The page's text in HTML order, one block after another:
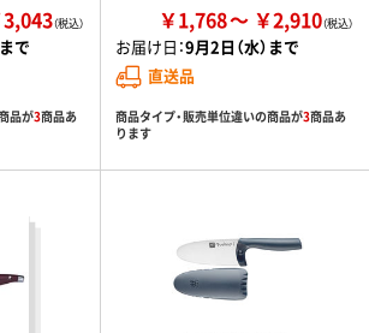
3,043
で
品が3商品あ
￥1,768 ￥2,910
お届け日：9月2日（水）まで
直送品
商品タイプ・販売単位違いの商品が3商品あ
ります